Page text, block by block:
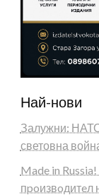
Най-нови
Залужни: НАТО
световна
Made in
пpoизвoдитeл